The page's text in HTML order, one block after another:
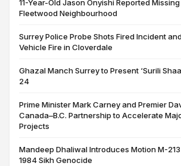
11-Year-Old Jason Onyishi Reported Missing
Fleetwood Neighbourhood
Surrey Police Probe Shots Fired Incident
Vehicle Fire in Cloverdale
Ghazal Manch Surrey to Present ‘Surili
24
Prime Minister Mark Carney and Premier
Canada–B.C. Partnership to Accelerate
Projects
Mandeep Dhaliwal Introduces Motion M-
1984 Sikh Genocide